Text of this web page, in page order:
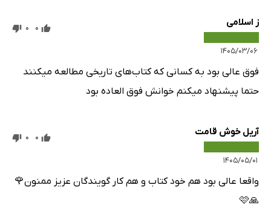
ز اسلامی
۱۴۰۵/۰۳/۰۶
0
0
فوق عالی بود به کسانی که کتاب‌های تاریخی مطالعه میکنند
حتما پیشنهاد میکنم خوانش فوق العاده بود
آریل خوش قامت
۱۴۰۵/۰۵/۰۱
0
0
واقعا عالی بود هم خود کتاب و هم کار گویندگان عزیز ممنون🌹
🙏🩷